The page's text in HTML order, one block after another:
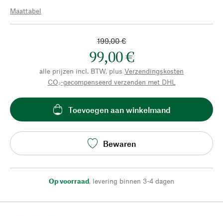
Maattabel
199,00 €
99,00 €
alle prijzen incl. BTW, plus Verzendingskosten
CO₂-gecompenseerd verzenden met DHL
Toevoegen aan winkelmand
Bewaren
Op voorraad, levering binnen 3-4 dagen